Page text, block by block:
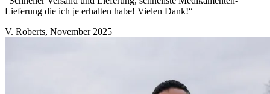
Lieferung die ich je erhalten habe! Vielen Dank!“
V. Roberts, November 2025